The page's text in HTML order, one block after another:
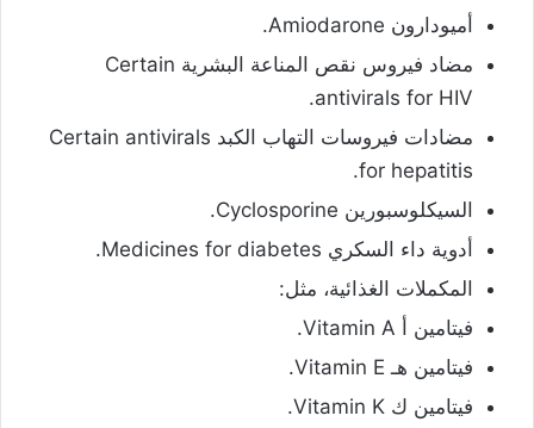
أميودارون Amiodarone.
مضاد فيروس نقص المناعة البشرية Certain
antivirals for HIV.
مضادات فيروسات التهاب الكبد Certain antivirals
for hepatitis.
السيكلوسبورين Cyclosporine.
أدوية داء السكري Medicines for diabetes.
المكملات الغذائية، مثل:
فيتامين أ Vitamin A.
فيتامين هـ Vitamin E.
فيتامين ك Vitamin K.